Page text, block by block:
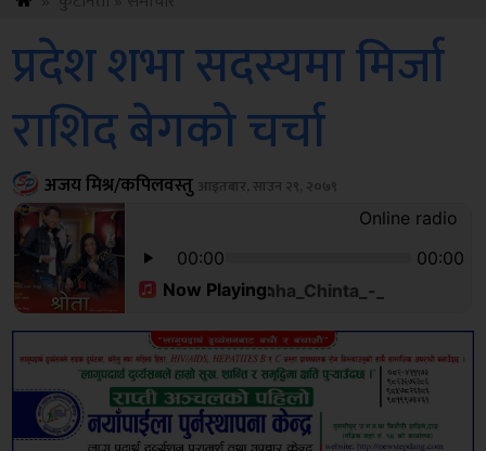
प्रदेश शभा सदस्यमा मिर्जा
राशिद बेगको चर्चा
अजय मिश्र/कपिलवस्तु आइतबार, साउन २९, २०७९